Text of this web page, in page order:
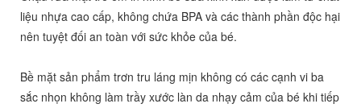
liệu nhựa cao cấp, không chứa BPA và các thành phần độc hại
nên tuyệt đối an toàn với sức khỏe của bé.
Bề mặt sản phẩm trơn tru láng mịn không có các cạnh vi ba
sắc nhọn không làm trầy xước làn da nhạy cảm của bé khi tiếp